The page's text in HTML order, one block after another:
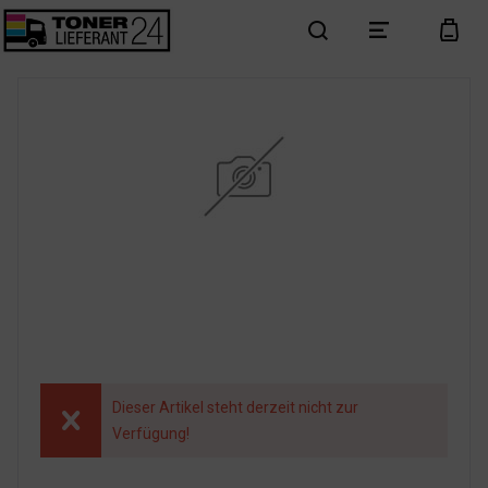
search menu cart
Dieser Artikel steht derzeit nicht zur
Verfügung!